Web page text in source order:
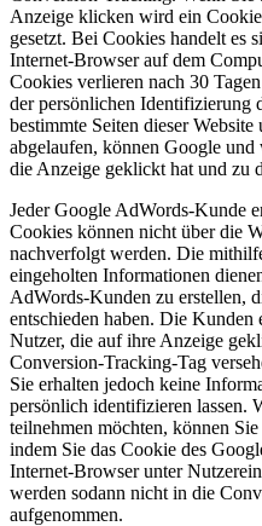
Anzeige klicken wird ein
gesetzt. Bei Cookies handelt es
Internet-Browser auf dem
Cookies verlieren nach 30
der persönlichen Identifizierung
bestimmte Seiten dieser
abgelaufen, können Google
die Anzeige geklickt hat und zu
Jeder Google AdWords-Kunde
Cookies können nicht über die
nachverfolgt werden. Die
eingeholten Informationen
AdWords-Kunden zu erstellen,
entschieden haben. Die Kunden
Nutzer, die auf ihre Anzeige
Conversion-Tracking-Tag
Sie erhalten jedoch keine
persönlich identifizieren lassen.
teilnehmen möchten, können
indem Sie das Cookie des
Internet-Browser unter
werden sodann nicht in die
aufgenommen.